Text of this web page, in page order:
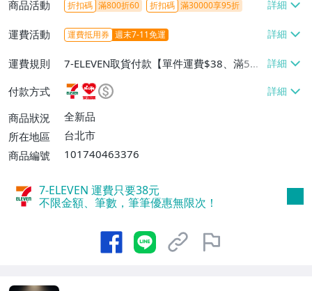
商品活動 折扣碼 滿800折60 折扣碼 滿30000享95折
運費活動 運費抵用券 週末7-11免運
運費規則
7-ELEVEN取貨付款【單件運費$38、滿5件
或消費滿$1298免運費】、7-ELEVEN取貨
不付款【免運費】、萊爾富取貨付款【單件
運費$60、滿5件或消費滿$1298免運
費】、宅配/貨運【單件運費$120、滿5件
付款方式
商品狀況
全新品
所在地區
台北市
商品編號
101740463376
7-ELEVEN 運費只要38元
不限金額、筆數，筆筆優惠無限次！